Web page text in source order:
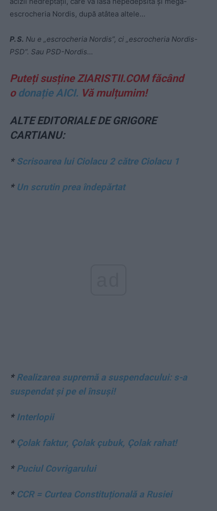
escrocheria Nordis, după atâtea altele…
P. S. Nu e „escrocheria Nordis”, ci „escrocheria Nordis-
PSD”. Sau PSD-Nordis…
Puteți susține ZIARISTII.COM făcând
o donație AICI. Vă mulțumim!
ALTE EDITORIALE DE GRIGORE
CARTIANU:
* Scrisoarea lui Ciolacu 2 către Ciolacu 1
* Un scrutin prea îndepărtat
*Realizarea supremă a suspendacului: s-a
suspendat și pe el însuși!
* Interlopii
* Çolak faktur, Çolak çubuk, Çolak rahat!
*Puciul Covrigarului
* CCR = Curtea Constituțională a Rusiei